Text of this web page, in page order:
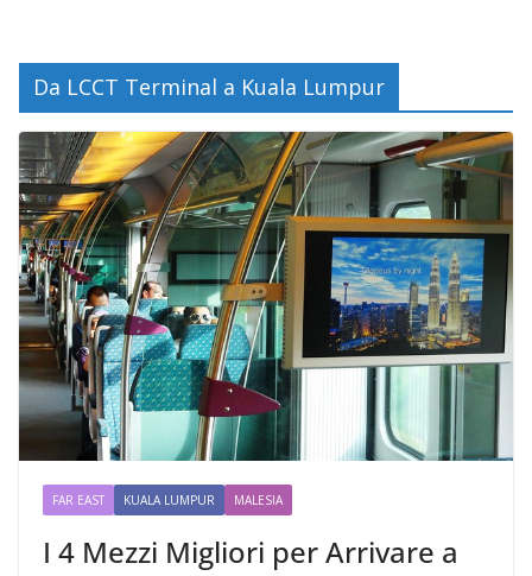
Da LCCT Terminal a Kuala Lumpur
FAR EAST KUALA LUMPUR MALESIA
I 4 Mezzi Migliori per Arrivare a